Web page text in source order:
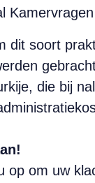
dit soort
die bij
op om uw